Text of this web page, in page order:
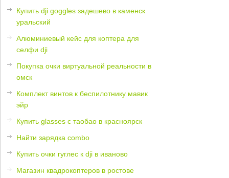
Купить dji goggles задешево в каменск
уральский
Алюминиевый кейс для коптера для
селфи dji
Покупка очки виртуальной реальности в
омск
Комплект винтов к беспилотнику мавик
эйр
Купить glasses с таобао в красноярск
Найти зарядка combo
Купить очки гуглес к dji в иваново
Магазин квадрокоптеров в ростове